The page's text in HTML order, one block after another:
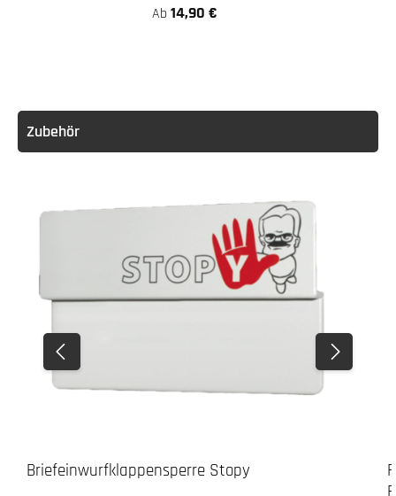
Ab 14,90 €
Zubehör
Briefeinwurfklappensperre Stopy